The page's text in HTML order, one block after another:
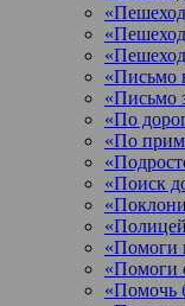
«Письмо
«Письмо
«По
«По
«Поиск
«Помоги
«Помоги
«Помочь